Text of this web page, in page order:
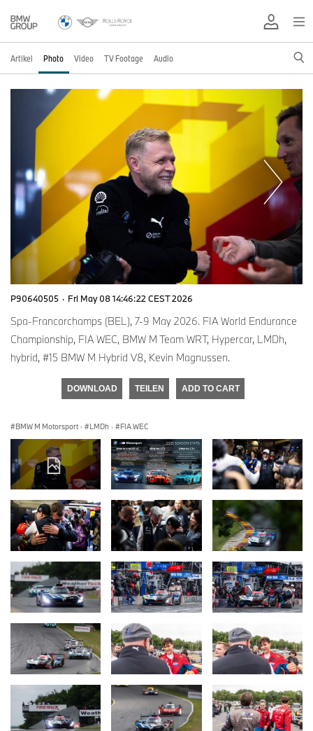
Artikel Photo Video TV Footage Audio
P90640505 · Fri May 08 14:46:22 CEST 2026
Spa-Francorchamps (BEL), 7-9 May 2026. FIA World Endurance
Championship, FIA WEC, BMW M Team WRT, Hypercar, LMDh,
hybrid, #15 BMW M Hybrid V8, Kevin Magnussen.
DOWNLOAD TEILEN ADD TO CART
BMW M Motorsport · LMDh · FIA WEC